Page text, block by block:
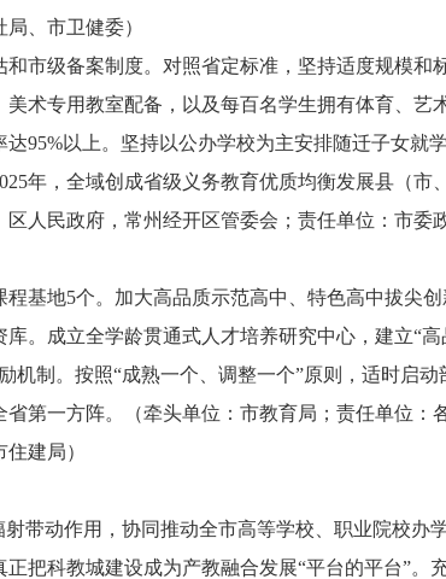
、市卫健委）
市级备案制度。对照省定标准，坚持适度规模和
术专用教室配备，以及每百名学生拥有体育、艺
95%以上。坚持以公办学校为主安排随迁子女就
年，全域创成省级义务教育优质均衡发展县（市
人民政府，常州经开区管委会；责任单位：市委
地5个。加大高品质示范高中、特色高中拔尖创
。成立全学龄贯通式人才培养研究中心，建立“
制。按照“成熟一个、调整一个”原则，适时启动
第一方阵。（牵头单位：市教育局；责任单位：
建局）
动作用，协同推动全市高等学校、职业院校办
把科教城建设成为产教融合发展“平台的平台”。